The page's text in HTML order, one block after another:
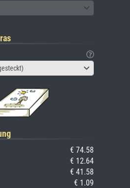
€ 74.58
€ 12.64
€ 41.58
€ 1.09